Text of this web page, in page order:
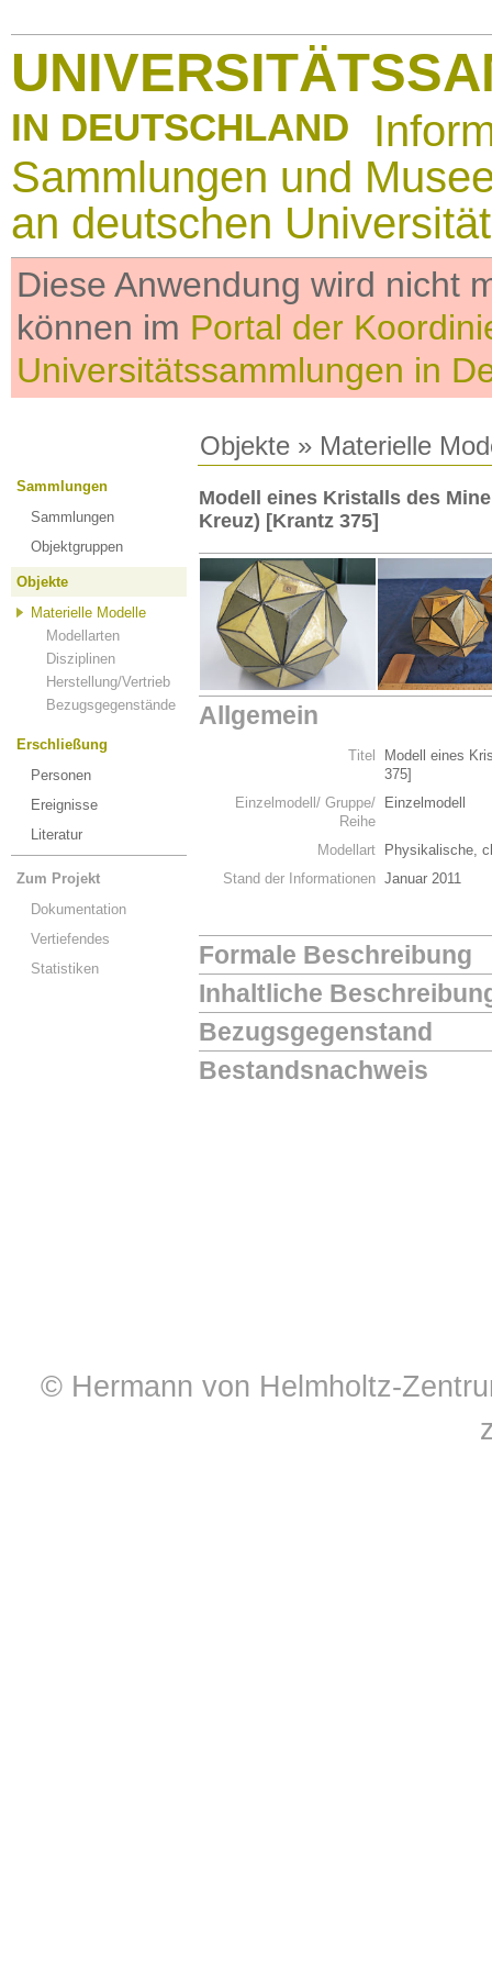
IN DEUTSCHLAND
Sammlungen und
an deutschen
Diese Anwendung wird nicht
können im Portal der
Universitätssammlungen in
Objekte » Materielle
Sammlungen
Sammlungen
Objektgruppen
Objekte
Materielle Modelle
Modellarten
Disziplinen
Herstellung/Vertrieb
Bezugsgegenstände
Erschließung
Personen
Ereignisse
Literatur
Zum Projekt
Dokumentation
Vertiefendes
Statistiken
Modell eines Kristalls des
Kreuz) [Krantz 375]
Allgemein
Titel
Modell eines
375]
Einzelmodell/ Gruppe/
Reihe
Einzelmodell
Modellart
Physikalische,
Stand der Informationen Januar 2011
Formale Beschreibung
Inhaltliche
Bezugsgegenstand
Bestandsnachweis
© Hermann von Helmholtz-